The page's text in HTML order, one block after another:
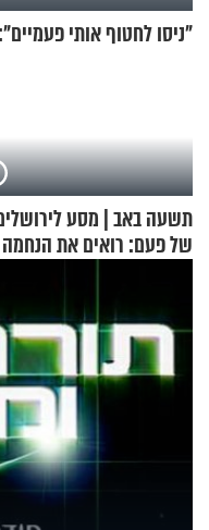
"ניסו לחטוף אותי
תשעה באב | מסע
של פעם: רואים את הנחמה